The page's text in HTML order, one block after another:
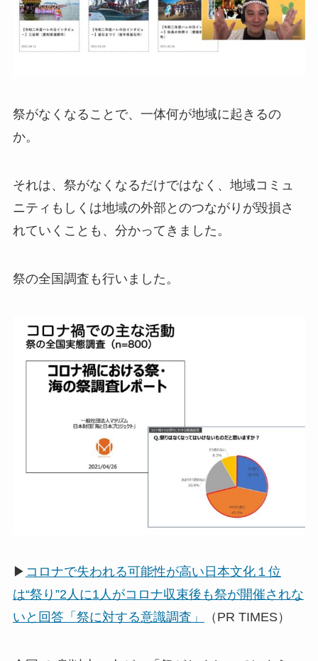
祭がなくなることで、一体何が地域に起きるの
か。
それは、祭がなくなるだけではなく、地域コミュ
ニティもしくは地域の外部とのつながりが毀損さ
れていくことも、分かってきました。
祭の全国調査も行いました。
▶ コロナで失われる可能性が高い日本文化１位
は“祭り”2人に1人がコロナ収束後も祭が開催されな
いと回答「祭に対する意識調査」
（PR TIMES）